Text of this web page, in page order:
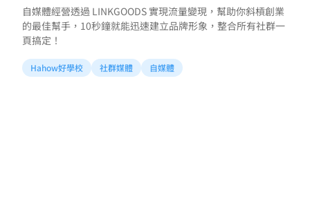
自媒體經營透過 LINKGOODS 實現流量變現，幫助你斜槓創業
的最佳幫手，10秒鐘就能迅速建立品牌形象，整合所有社群一
頁搞定！
Hahow好學校 社群媒體 自媒體